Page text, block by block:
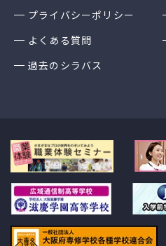
プライバシーポリシー
よくある質問
過去のシラバス